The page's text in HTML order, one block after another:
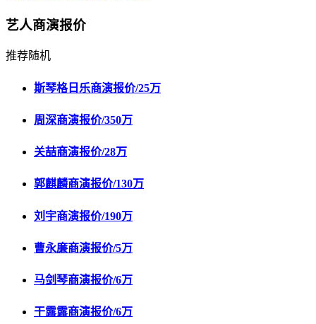
艺人商演报价
推荐随机
斯琴格日乐商演报价/25万
周深商演报价/350万
关喆商演报价/28万
郭麒麟商演报价/130万
刘宇商演报价/190万
曹永廉商演报价/5万
马剑琴商演报价/6万
干露露商演报价/6万